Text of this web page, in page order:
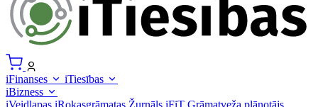
iFinanses
iTiesības
iBizness
iVeidlapas iRokasgrāmatas Žurnāls iFiT Grāmatveža plānotājs